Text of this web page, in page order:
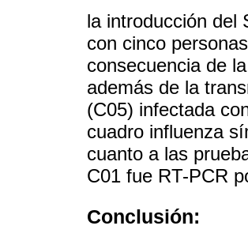
la introducción del
con cinco
consecuencia de
además de la
(C05) infectada
cuadro influenza
cuanto a las
C01 fue RT-PCR
Conclusión: